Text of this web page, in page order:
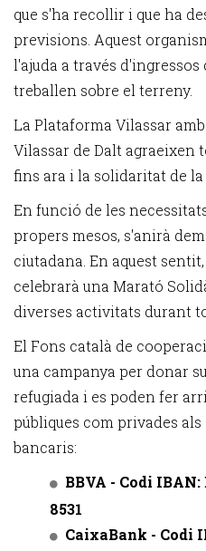
que s'ha recollir i que ha
previsions. Aquest
l'ajuda a través
treballen sobre el terreny.
La Plataforma Vilassar
Vilassar de Dalt agraeixen
fins ara i la solidaritat de
En funció de les
propers mesos, s'anirà
ciutadana. En aquest
celebrarà una Marató
diverses activitats durant
El Fons català de
una campanya per donar
refugiada i es poden fer
públiques com privades
bancaris:
BBVA - Codi IBAN:
8531
CaixaBank - Codi